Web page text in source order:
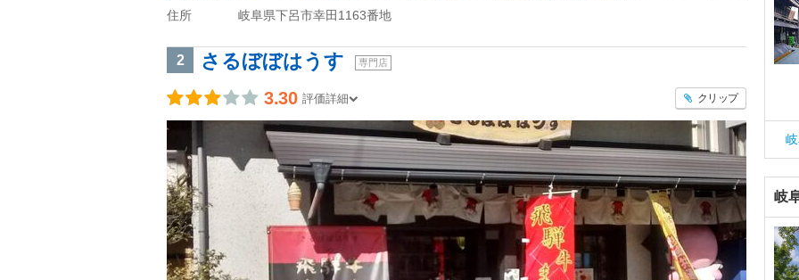
住所 岐阜県下呂市幸田1163番地
2 さるぼぼはうす 専門店
3.30 評価詳細 クリップ
岐